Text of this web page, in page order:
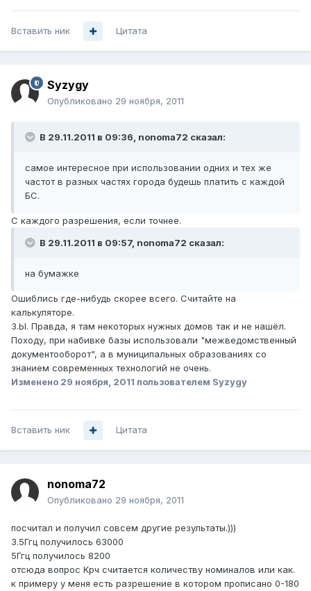
Вставить ник Цитата
Syzygy
Опубликовано 29 ноября, 2011
В 29.11.2011 в 09:36, nonoma72 сказал:
самое интересное при использовании одних и тех же
частот в разных частях города будешь платить с каждой
БС.
С каждого разрешения, если точнее.
В 29.11.2011 в 09:57, nonoma72 сказал:
на бумажке
Ошиблись где-нибудь скорее всего. Считайте на
калькуляторе.
З.Ы. Правда, я там некоторых нужных домов так и не нашёл.
Походу, при набивке базы использовали "межведомственный
документооборот", а в муниципальных образованиях со
знанием современных технологий не очень.
Изменено 29 ноября, 2011 пользователем Syzygy
Вставить ник Цитата
nonoma72
Опубликовано 29 ноября, 2011
посчитал и получил совсем другие результаты.)))
3.5Ггц получилось 63000
5Ггц получилось 8200
отсюда вопрос Kрч считается количеству номиналов или как.
к примеру у меня есть разрешение в котором прописано 0-180